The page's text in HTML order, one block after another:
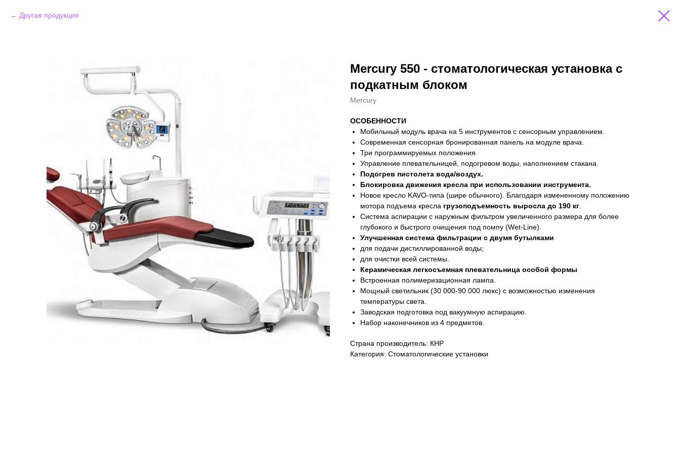
Другая продукция
Mercury 550 - стоматологическая установка с
подкатным блоком
Mercury
ОСОБЕННОСТИ
Мобильный модуль врача на 5 инструментов с сенсорным управлением.
Современная сенсорная бронированная панель на модуле врача.
Три программируемых положения.
Управление плевательницей, подогревом воды, наполнением стакана.
Подогрев пистолета вода/воздух.
Блокировка движения кресла при использовании инструмента.
Новое кресло KAVO-типа (шире обычного). Благодаря измененному положению
мотора подъема кресла грузоподъемность выросла до 190 кг
Система аспирации с наружным фильтром увеличенного размера для более
глубокого и быстрого очищения под помпу (Wet-Line).
Улучшенная система фильтрации с двумя бутылками
для подачи дистиллированной воды;
для очистки всей системы.
Керамическая легкосъемная плевательница особой формы
Встроенная полимеризационная лампа.
Мощный светильник (30 000-90 000 люкс) с возможностью изменения
температуры света.
Заводская подготовка под вакуумную аспирацию.
Набор наконечников из 4 предметов.
Страна производитель: КНР
Категория: Стоматологические установки